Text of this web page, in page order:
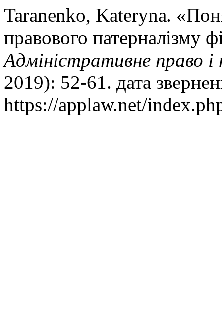
Taranenko, Kateryna.
правового патерналiзму
Адміністративне право і
2019): 52-61. дата
https://applaw.net/